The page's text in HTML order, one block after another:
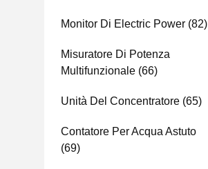
Monitor Di Electric Power (82)
Misuratore Di Potenza
Multifunzionale (66)
Unità Del Concentratore (65)
Contatore Per Acqua Astuto
(69)